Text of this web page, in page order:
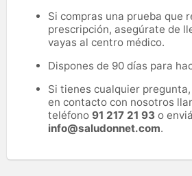
Si compras una prueba que
prescripción, asegúrate de
vayas al centro médico.
Dispones de 90 días para
Si tienes cualquier
en contacto con nosotros
teléfono 91 217 21 93 o
info@saludonnet.com.